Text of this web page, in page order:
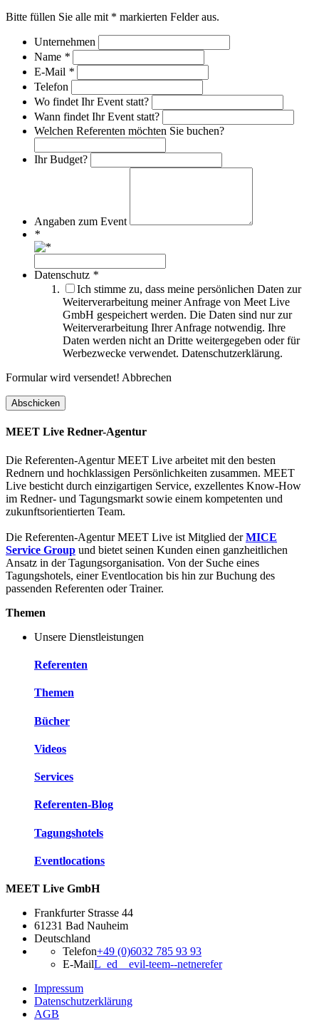
Bitte füllen Sie alle mit * markierten Felder aus.
Unternehmen
Name *
E-Mail *
Telefon
Wo findet Ihr Event statt?
Wann findet Ihr Event statt?
Welchen Referenten möchten Sie buchen?
Ihr Budget?
Angaben zum Event
*
Datenschutz *
Ich stimme zu, dass meine persönlichen Daten zur
Weiterverarbeitung meiner Anfrage von Meet Live
GmbH gespeichert werden. Die Daten sind nur zur
Weiterverarbeitung Ihrer Anfrage notwendig. Ihre
Daten werden nicht an Dritte weitergegeben oder für
Werbezwecke verwendet. Datenschutzerklärung.
Formular wird versendet! Abbrechen
MEET Live Redner-Agentur
Die Referenten-Agentur MEET Live arbeitet mit den besten
Rednern und hochklassigen Persönlichkeiten zusammen. MEET
Live besticht durch einzigartigen Service, exzellentes Know-How
im Redner- und Tagungsmarkt sowie einem kompetenten und
zukunftsorientierten Team.
Die Referenten-Agentur MEET Live ist Mitglied derMICE
Service Group und bietet seinen Kunden einen ganzheitlichen
Ansatz in der Tagungsorganisation. Von der Suche eines
Tagungshotels, einer Eventlocation bis hin zur Buchung des
passenden Referenten oder Trainer.
Themen
Unsere Dienstleistungen
Referenten
Themen
Bücher
Videos
Services
Referenten-Blog
Tagungshotels
Eventlocations
MEET Live GmbH
Frankfurter Strasse 44
61231 Bad Nauheim
Deutschland
Telefon+49 (0)6032 785 93 93
E-MailL_ed__evil-teem--netnerefer
Impressum
Datenschutzerklärung
AGB